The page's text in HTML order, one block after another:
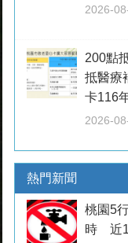
2026-
200點
抵醫療
卡116
2026-
熱門新聞
桃園5
時 近